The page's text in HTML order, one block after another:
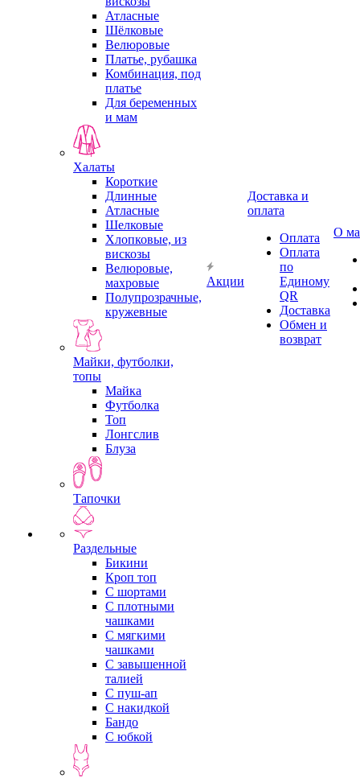
Атласные
Шёлковые
Велюровые
Платье, рубашка
Комбинация, под
платье
Для беременных
и мам
Халаты
Короткие
Длинные
Атласные
Шелковые
Хлопковые, из
вискозы
Велюровые,
махровые
Полупрозрачные,
кружевные
Майки, футболки,
топы
Майка
Футболка
Топ
Лонгслив
Блуза
Тапочки
Раздельные
Бикини
Кроп топ
С шортами
С плотными
чашками
С мягкими
чашками
С завышенной
талией
С пуш-ап
С накидкой
Бандо
С юбкой
Акции
Доставка и
оплата
Оплата
Оплата
по
Единому
QR
Доставка
Обмен и
возврат
О